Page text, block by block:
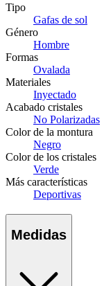
Tipo
Gafas de sol
Género
Hombre
Formas
Ovalada
Materiales
Inyectado
Acabado cristales
No Polarizadas
Color de la montura
Negro
Color de los cristales
Verde
Más características
Deportivas
Medidas